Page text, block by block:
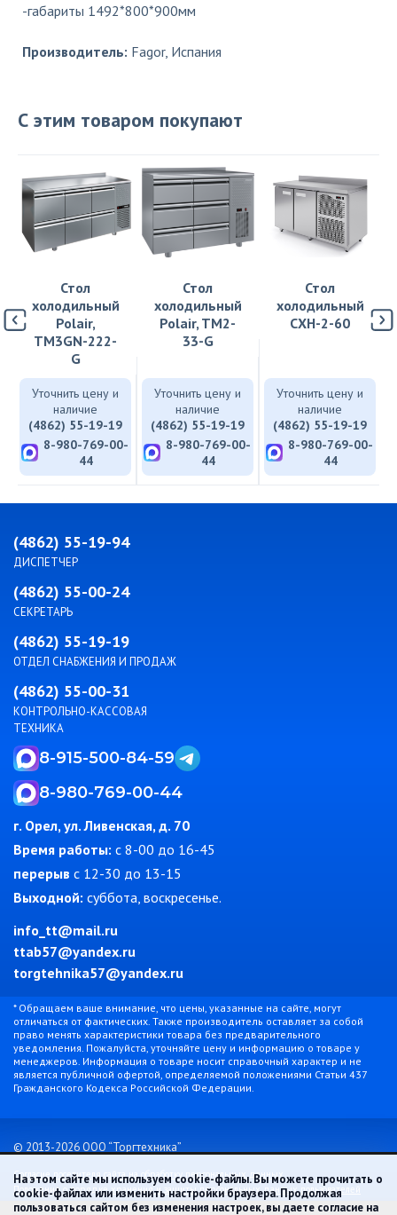
-габариты 1492*800*900мм
Производитель: Fagor, Испания
С этим товаром покупают
Стол
холодильный
Polair,
TM3GN-222-
G
Уточнить цену и
наличие
(4862) 55-19-19
8-980-769-00-
44
Стол
холодильный
Polair, TM2-
33-G
Уточнить цену и
наличие
(4862) 55-19-19
8-980-769-00-
44
Стол
холодильный
СХН-2-60
Уточнить цену и
наличие
(4862) 55-19-19
8-980-769-00-
44
(4862) 55-19-94
ДИСПЕТЧЕР
(4862) 55-00-24
СЕКРЕТАРЬ
(4862) 55-19-19
ОТДЕЛ СНАБЖЕНИЯ И ПРОДАЖ
(4862) 55-00-31
КОНТРОЛЬНО-КАССОВАЯ
ТЕХНИКА
8-915-500-84-59
8-980-769-00-44
г. Орел, ул. Ливенская, д. 70
Время работы: c 8-00 до 16-45
перерыв с 12-30 до 13-15
Выходной: суббота, воскресенье.
info_tt@mail.ru
ttab57@yandex.ru
torgtehnika57@yandex.ru
* Обращаем ваше внимание, что цены, указанные на сайте, могут
отличаться от фактических. Также производитель оставляет за собой
право менять характеристики товара без предварительного
уведомления. Пожалуйста, уточняйте цену и информацию о товаре у
менеджеров. Информация о товаре носит справочный характер и не
является публичной офертой, определяемой положениями Статьи 437
Гражданского Кодекса Российской Федерации.
© 2013-2026 ООО “Торгтехника”
Согласие посетителя сайта на обработку персональных данных
Положение о порядке хранения и защиты персональных данных пользователей
На этом сайте мы используем cookie-файлы. Вы можете прочитать о
cookie-файлах или изменить настройки браузера. Продолжая
пользоваться сайтом без изменения настроек, вы даете согласие на